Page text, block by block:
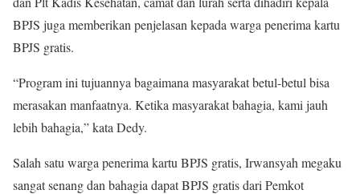
BPJS juga memberikan penjelasan kepada warga penerima kartu
BPJS gratis.
“Program ini tujuannya bagaimana masyarakat betul-betul bisa
merasakan manfaatnya. Ketika masyarakat bahagia, kami jauh
lebih bahagia,” kata Dedy.
Salah satu warga penerima kartu BPJS gratis, Irwansyah megaku
sangat senang dan bahagia dapat BPJS gratis dari Pemkot